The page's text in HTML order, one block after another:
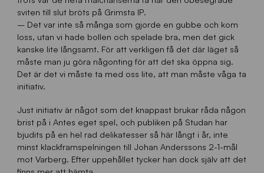
sviten till slut bröts på Grimsta IP.
– Det var inte så många som gjorde en gubbe och kom
loss, utan vi hade bollen och spelade bra, men det gick
kanske lite långsamt. För att verkligen få det där läget så
måste man ju göra någonting för att det ska öppna sig.
Det är det vi måste ta med oss lite, att man måste våga ta
initiativ.
Just initiativ är något som det knappast brukar råda någon
brist på i Antes eget spel, och publiken på Studan har
bjudits på en hel rad delikatesser så här långt i år, inte
minst klackframspelningen till Johan Anderssons 2-1-mål
mot Varberg. Efter uppehållet tycker han dock själv att det